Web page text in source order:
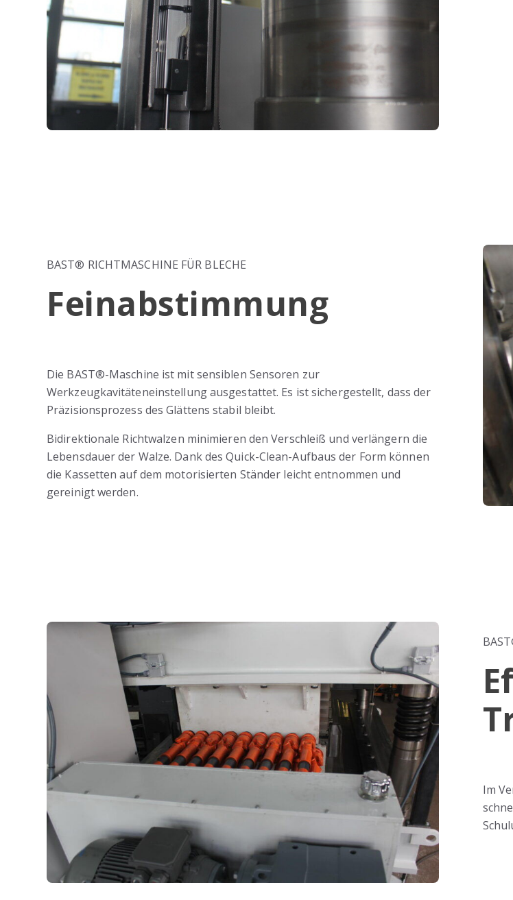
BAST® RICHTMASCHINE FÜR BLECHE
Feinabstimmung
Die BAST®-Maschine ist mit sensiblen Sensoren zur
Werkzeugkavitäteneinstellung ausgestattet. Es ist sichergestellt, dass der
Präzisionsprozess des Glättens stabil bleibt.
Bidirektionale Richtwalzen minimieren den Verschleiß und verlängern die
Lebensdauer der Walze. Dank des Quick-Clean-Aufbaus der Form können
die Kassetten auf dem motorisierten Ständer leicht entnommen und
gereinigt werden.
Im